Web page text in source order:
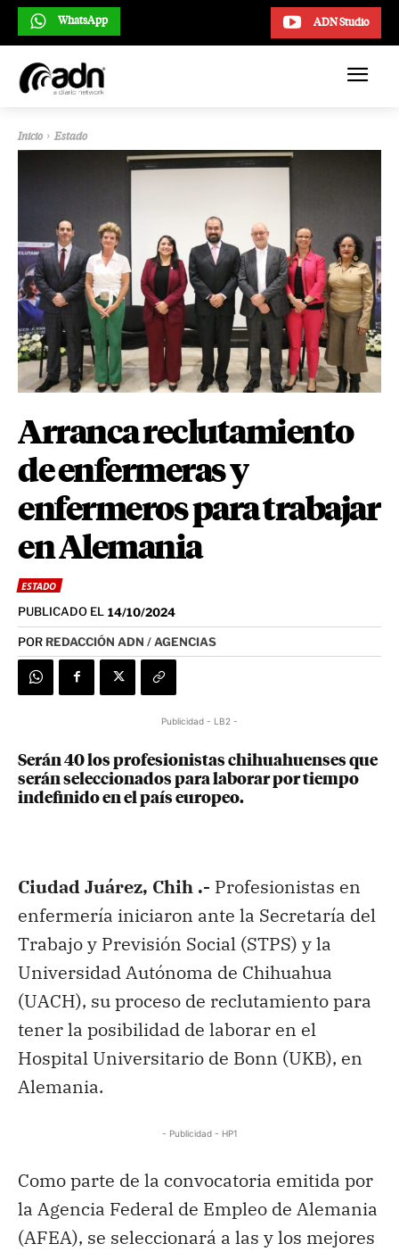
ADN Studio
WhatsApp
Inicio Estado
Arranca reclutamiento
de enfermeras y
enfermeros para trabajar
en Alemania
ESTADO
PUBLICADO EL 14/10/2024
POR REDACCIÓN ADN / AGENCIAS
Publicidad - LB2 -
Serán 40 los profesionistas chihuahuenses que
serán seleccionados para laborar por tiempo
indefinido en el país europeo.
Ciudad Juárez, Chih .- Profesionistas en
enfermería iniciaron ante la Secretaría del
Trabajo y Previsión Social (STPS) y la
Universidad Autónoma de Chihuahua
(UACH), su proceso de reclutamiento para
tener la posibilidad de laborar en el
Hospital Universitario de Bonn (UKB), en
Alemania.
- Publicidad - HP1
Como parte de la convocatoria emitida por
la Agencia Federal de Empleo de Alemania
(AFEA), se seleccionará a las y los mejores